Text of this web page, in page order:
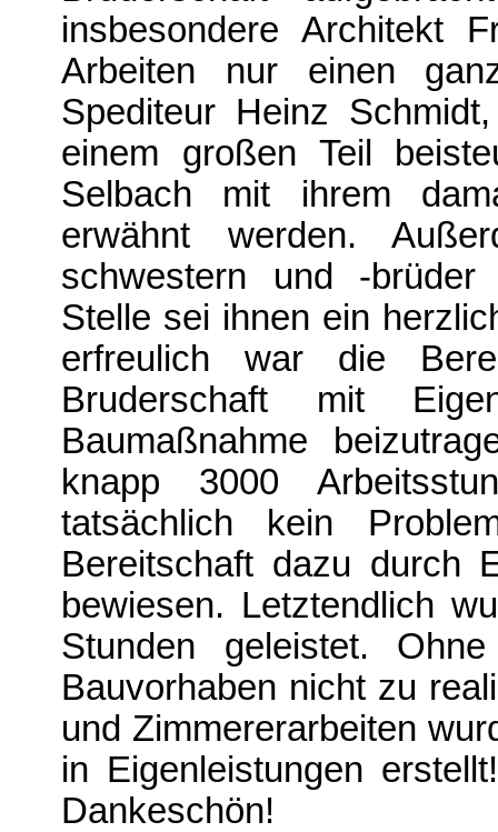
insbesondere Architekt
Arbeiten nur einen
Spediteur Heinz
einem großen Teil
Selbach mit ihrem
erwähnt werden.
schwestern und -
Stelle sei ihnen ein
erfreulich war die
Bruderschaft mit
Baumaßnah­me
knapp 3000
tatsächlich kein
Bereitschaft dazu durch
bewiesen. Letztendlich
Stunden geleistet.
Bauvorhaben nicht zu
und Zimmererarbeiten
in Eigenleistungen
Dankeschön!